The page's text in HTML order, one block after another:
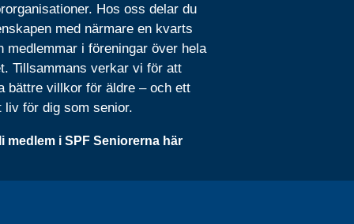
Hos oss delar du
med närmare en kvarts
medlemmar i föreningar över hela
Tillsammans verkar vi för att
bättre villkor för äldre – och ett
liv för dig som senior.
medlem i SPF Seniorerna här